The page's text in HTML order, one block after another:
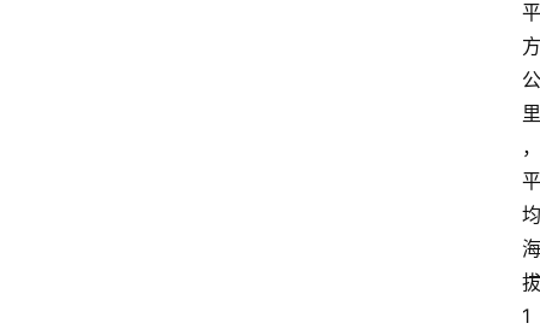
平
方
公
里
，
平
均
海
拔
1